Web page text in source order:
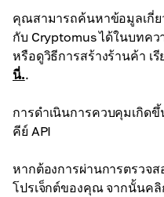
คุณสามารถค้นหาข้อมูลเกี่
กับ Cryptomus ได้ในบทคว
หรือดูวิธีการสร้างร้านค้า เรี
นี่..
การดำเนินการควบคุมเกิดขึ้
คีย์ API
หากต้องการผ่านการตรวจ
โปรเจ็กต์ของคุณ จากนั้นค